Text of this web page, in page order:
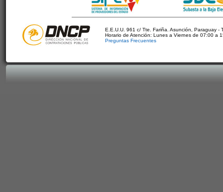
E.E.U.U. 961 c/ Tte. Fariña. Asunción, Paraguay -
Horario de Atención: Lunes a Viernes de 07:00 a
Preguntas Frecuentes